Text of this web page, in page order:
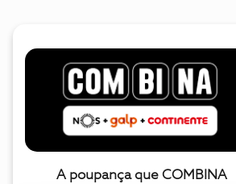
A poupança que COMBINA